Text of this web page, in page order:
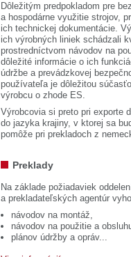
Dôležitým predpokladom pre
a hospodárne využitie strojov,
ich technickej dokumentácie.
ich výrobných liniek schádzali
prostredníctvom návodov na
dôležité informácie o ich
údržbe a prevádzkovej
používateľa je dôležitou
výrobcu o zhode ES.
Výrobcovia si preto pri exporte
do jazyka krajiny, v ktorej sa
pomôže pri prekladoch z
Preklady
Na základe požiadaviek
a prekladateľských agentúr
návodov na montáž,
návodov na použitie a
plánov údržby a opráv...